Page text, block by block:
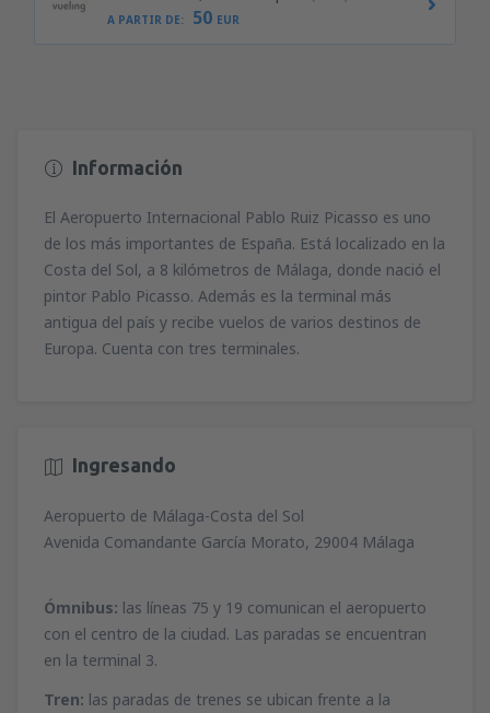
A PARTIR DE: 50 EUR
Información
El Aeropuerto Internacional Pablo Ruiz Picasso es uno
de los más importantes de España. Está localizado en la
Costa del Sol, a 8 kilómetros de Málaga, donde nació el
pintor Pablo Picasso. Además es la terminal más
antigua del país y recibe vuelos de varios destinos de
Europa. Cuenta con tres terminales.
Ingresando
Aeropuerto de Málaga-Costa del Sol
Avenida Comandante García Morato, 29004 Málaga
Ómnibus: las líneas 75 y 19 comunican el aeropuerto
con el centro de la ciudad. Las paradas se encuentran
en la terminal 3.
Tren: las paradas de trenes se ubican frente a la